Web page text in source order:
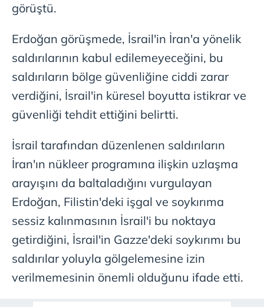
görüştü.
Erdoğan görüşmede, İsrail'in İran'a yönelik
saldırılarının kabul edilemeyeceğini, bu
saldırıların bölge güvenliğine ciddi zarar
verdiğini, İsrail'in küresel boyutta istikrar ve
güvenliği tehdit ettiğini belirtti.
İsrail tarafından düzenlenen saldırıların
İran'ın nükleer programına ilişkin uzlaşma
arayışını da baltaladığını vurgulayan
Erdoğan, Filistin'deki işgal ve soykırıma
sessiz kalınmasının İsrail'i bu noktaya
getirdiğini, İsrail'in Gazze'deki soykırımı bu
saldırılar yoluyla gölgelemesine izin
verilmemesinin önemli olduğunu ifade etti.